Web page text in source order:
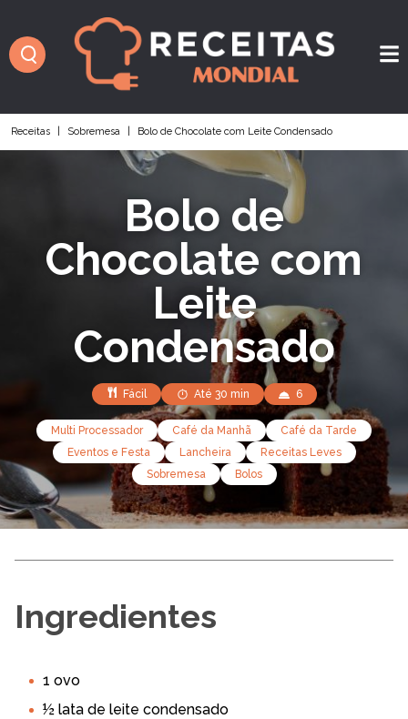
Receitas Sobremesa Bolo de Chocolate com Leite Condensado
Bolo de
Chocolate com
Leite
Condensado
Fácil Até 30 min 6
Multi Processador Café da Manhã
Café da Tarde
Eventos e Festa
Lancheira
Receitas Leves
Sobremesa
Bolos
Ingredientes
1 ovo
½ lata de leite condensado